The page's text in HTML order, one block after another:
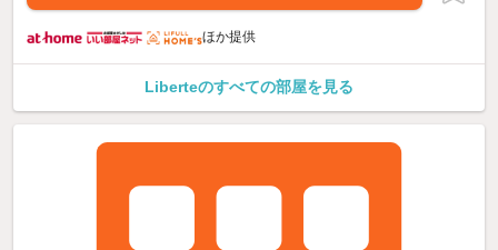
ほか提供
Liberteのすべての部屋を見る